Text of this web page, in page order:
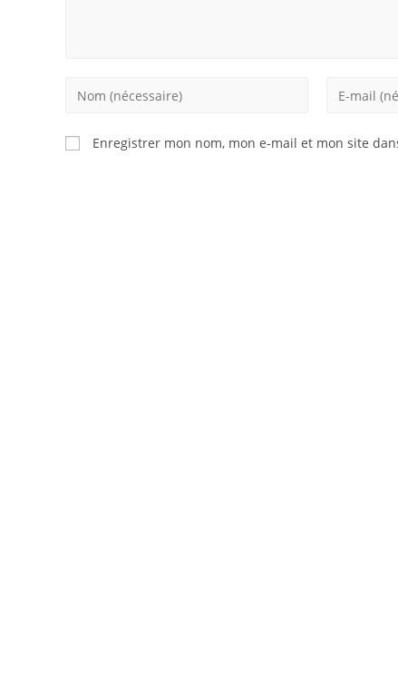
Enter
name
or
Enter
Enregistrer mon nom, mon e-mail et mon site